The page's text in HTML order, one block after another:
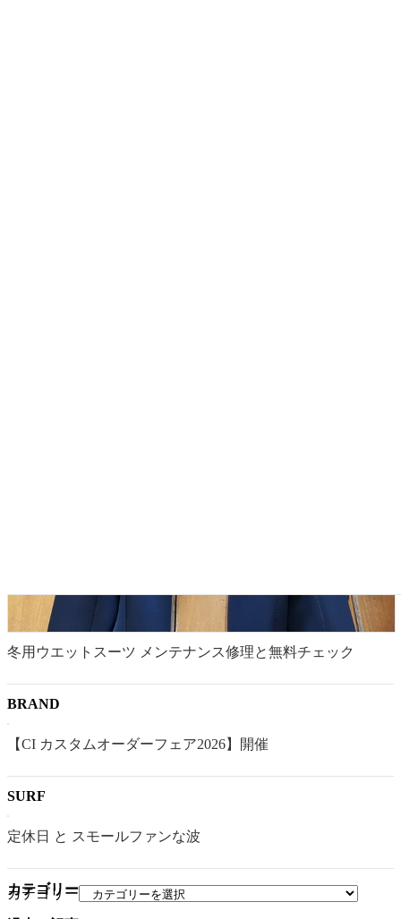
冬用ウエットスーツ メンテナンス修理と無料チェック
BRAND
【CI カスタムオーダーフェア2026】開催
SURF
定休日 と スモールファンな波
カテゴリー
カテゴリー